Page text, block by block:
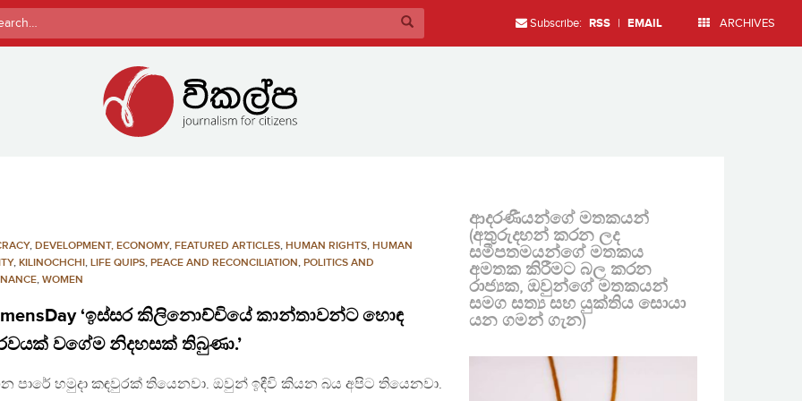
Subscribe: RSS | EMAIL ARCHIVES
, DEVELOPMENT, ECONOMY, FEATURED ARTICLES, HUMAN RIGHTS, HUMAN
, KILINOCHCHI, LIFE QUIPS, PEACE AND RECONCILIATION, POLITICS AND
, WOMEN
‘ඉස්සර කිලිනොච්චියේ කාන්තාවන්ට හොඳ
වගේම නිදහසක් තිබුණා.’
පාරේ හමුදා කඳවුරක් තියෙනවා. ඔවුන් ඉඳීවි කියන බය අපිට තියෙනවා.
ආදරණීයන්ගේ මතකයන්
(අතුරුදහන් කරන ලද
සමීපතමයන්ගේ මතකය
අමතක කිරීමට බල කරන
රාජ්‍යක, ඔවුන්ගේ මතකයන්
සමග සත්‍ය සහ යුක්තිය සොයා
යන ගමන් ගැන)